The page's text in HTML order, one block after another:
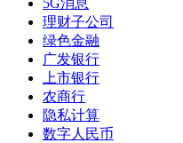
理财子公司
绿色金融
广发银行
上市银行
农商行
隐私计算
数字人民币